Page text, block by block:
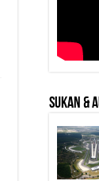
SUKAN &